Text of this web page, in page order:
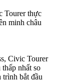
Tourer thực
minh châu
Civic Tourer
nhất so
bắt đầu